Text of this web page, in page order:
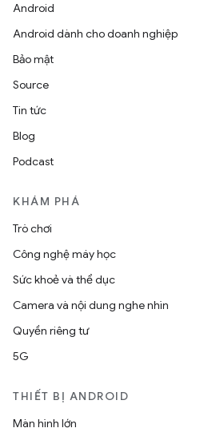
Android
Android dành cho doanh nghiệp
Bảo mật
Source
Tin tức
Blog
Podcast
KHÁM PHÁ
Trò chơi
Công nghệ máy học
Sức khoẻ và thể dục
Camera và nội dung nghe nhìn
Quyền riêng tư
5G
THIẾT BỊ ANDROID
Màn hình lớn